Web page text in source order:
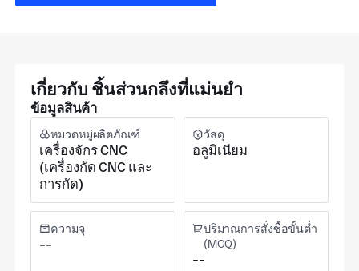
เกี่ยวกับ ชิ้นส่วนกลึงที่แม่นยำ
ข้อมูลสินค้า
หมวดหมู่ผลิตภัณฑ์
เครื่องจักร CNC
(เครื่องกัด CNC และ
การกัด)
วัสดุ
อลูมิเนียม
ความจุ
--
ปริมาณการสั่งซื้อขั้นต่ำ
(MOQ)
--